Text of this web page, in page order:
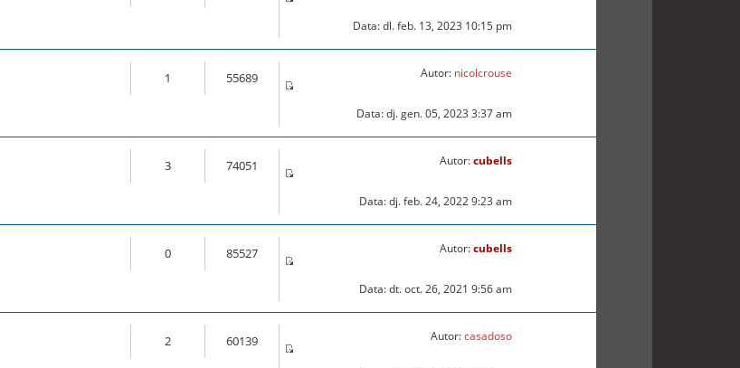
Data: dl. feb. 13, 2023 10:15 pm
1 55689 Autor: nicolcrouse
Data: dj. gen. 05, 2023 3:37 am
3 74051 Autor:cubells
Data: dj. feb. 24, 2022 9:23 am
0 85527 Autor:cubells
Data: dt. oct. 26, 2021 9:56 am
2 60139 Autor:casadoso